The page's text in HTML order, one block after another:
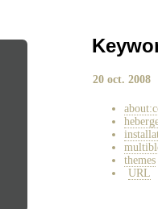
20 oct. 2008
themes
URL